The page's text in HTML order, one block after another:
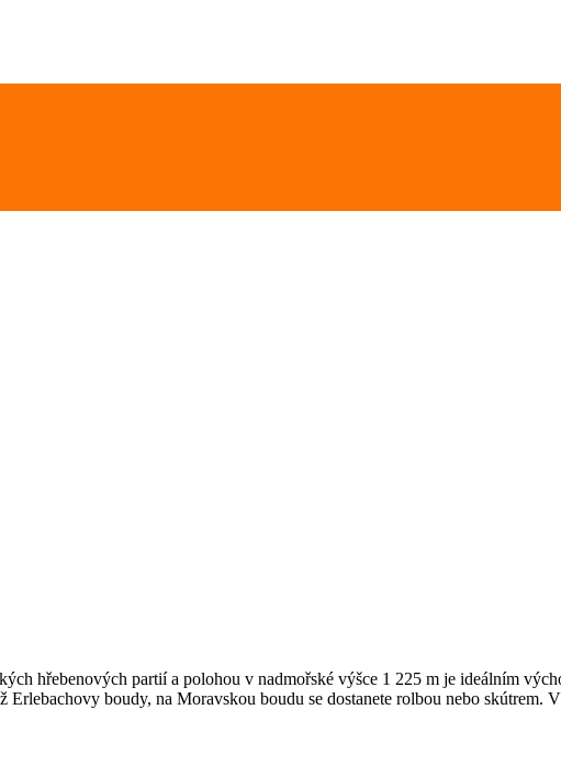
hřebenových partií a polohou v nadmořské výšce 1 225 m je ideálním
Erlebachovy boudy, na Moravskou boudu se dostanete rolbou nebo